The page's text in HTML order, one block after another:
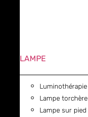
LAMPE
Luminothérapie
Lampe torchère
Lampe sur pied